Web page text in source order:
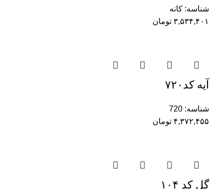
شناسه: کانه
۳,۵۳۴,۴۰۱ تومان
آیه کد۷۲۰
شناسه: 720
۴,۳۷۲,۴۵۵ تومان
گل کد ۱۰۴